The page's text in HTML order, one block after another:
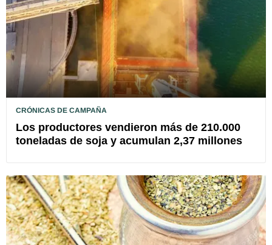
CRÓNICAS DE CAMPAÑA
Los productores vendieron más de 210.000
toneladas de soja y acumulan 2,37 millones